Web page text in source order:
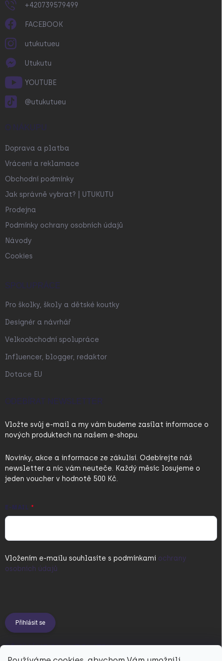
+420739579499
FACEBOOK
utukutueu
Utukutu
YOUTUBE
@utukutueu
O NÁKUPU
Doprava a platba
Vrácení a reklamace
Obchodní podmínky
Jak správně vybrat? | UTUKUTU
Prodejna
Podmínky ochrany osobních údajů
Návody
Cookies
SPOLUPRÁCE
Pro školky, školy a dětské koutky
Designér a návrhář
Velkoobchodní spolupráce
Influencer, blogger, redaktor
Dotace EU
ODEBÍRAT NEWSLETTER
Vložte svůj e-mail a my vám budeme zasílat informace o
nových produktech na našem e-shopu.
Novinky, akce a informace ze zákulisí. Odebírejte náš
newsletter a nic vám neuteče. Každý měsíc losujeme o
jeden voucher v hodnotě 500 Kč.
E-MAIL
Vložením e-mailu souhlasíte s podmínkami ochrany
osobních údajů
Přihlásit se
PŘIJÍMÁME ONLINE PLATBY